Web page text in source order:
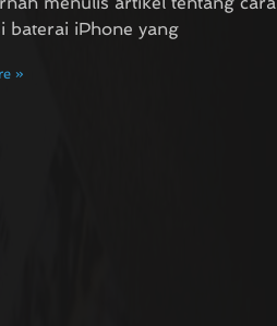
baterai iPhone yang
»